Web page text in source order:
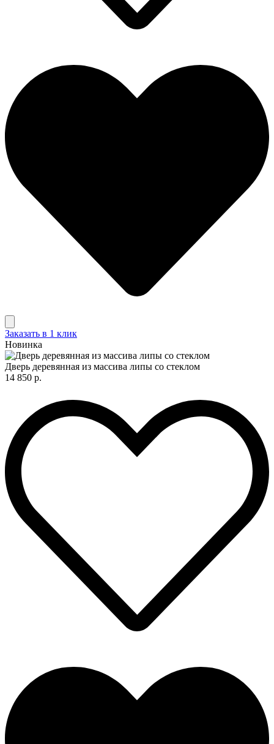
Заказать в 1 клик
Новинка
Дверь деревянная из массива липы со стеклом
14 850 р.